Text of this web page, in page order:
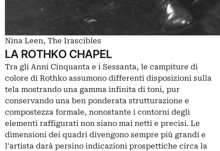
Nina Leen, The Irascibles
LA ROTHKO CHAPEL
Tra gli Anni Cinquanta e i Sessanta, le campiture di
colore di Rothko assumono differenti disposizioni sulla
tela mostrando una gamma infinita di toni, pur
conservando una ben ponderata strutturazione e
compostezza formale, nonostante i contorni degli
elementi raffigurati non siano mai netti e precisi. Le
dimensioni dei quadri divengono sempre più grandi e
l’artista darà persino indicazioni prospettiche circa la